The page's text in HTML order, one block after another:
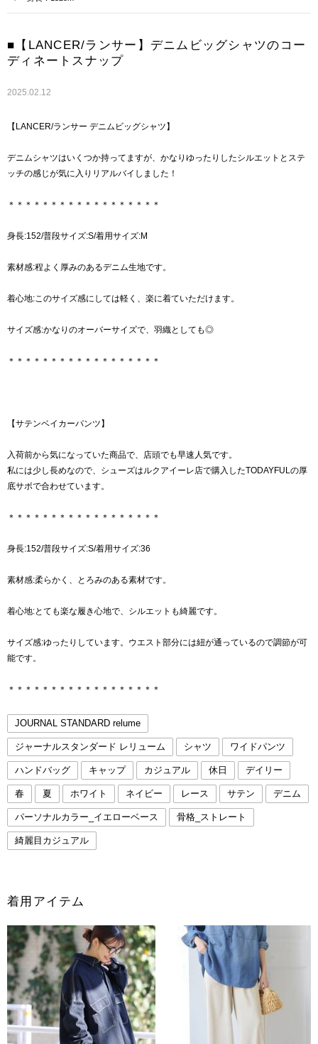
■【LANCER/ランサー】デニムビッグシャツのコー
ディネートスナップ
2025.02.12
【LANCER/ランサー デニムビッグシャツ】
デニムシャツはいくつか持ってますが、かなりゆったりしたシルエットとステ
ッチの感じが気に入りリアルバイしました！
＊＊＊＊＊＊＊＊＊＊＊＊＊＊＊＊＊＊
身長:152/普段サイズ:S/着用サイズ:M
素材感:程よく厚みのあるデニム生地です。
着心地:このサイズ感にしては軽く、楽に着ていただけます。
サイズ感:かなりのオーバーサイズで、羽織としても◎
＊＊＊＊＊＊＊＊＊＊＊＊＊＊＊＊＊＊
【サテンベイカーパンツ】
入荷前から気になっていた商品で、店頭でも早速人気です。
私には少し長めなので、シューズはルクアイーレ店で購入したTODAYFULの厚
底サボで合わせています。
＊＊＊＊＊＊＊＊＊＊＊＊＊＊＊＊＊＊
身長:152/普段サイズ:S/着用サイズ:36
素材感:柔らかく、とろみのある素材です。
着心地:とても楽な履き心地で、シルエットも綺麗です。
サイズ感:ゆったりしています。ウエスト部分には紐が通っているので調節が可
能です。
＊＊＊＊＊＊＊＊＊＊＊＊＊＊＊＊＊＊
JOURNAL STANDARD relume
ジャーナルスタンダード レリューム シャツ ワイドパンツ
ハンドバッグ キャップ カジュアル 休日 デイリー
春 夏 ホワイト ネイビー レース サテン デニム
パーソナルカラー_イエローベース 骨格_ストレート
綺麗目カジュアル
着用アイテム